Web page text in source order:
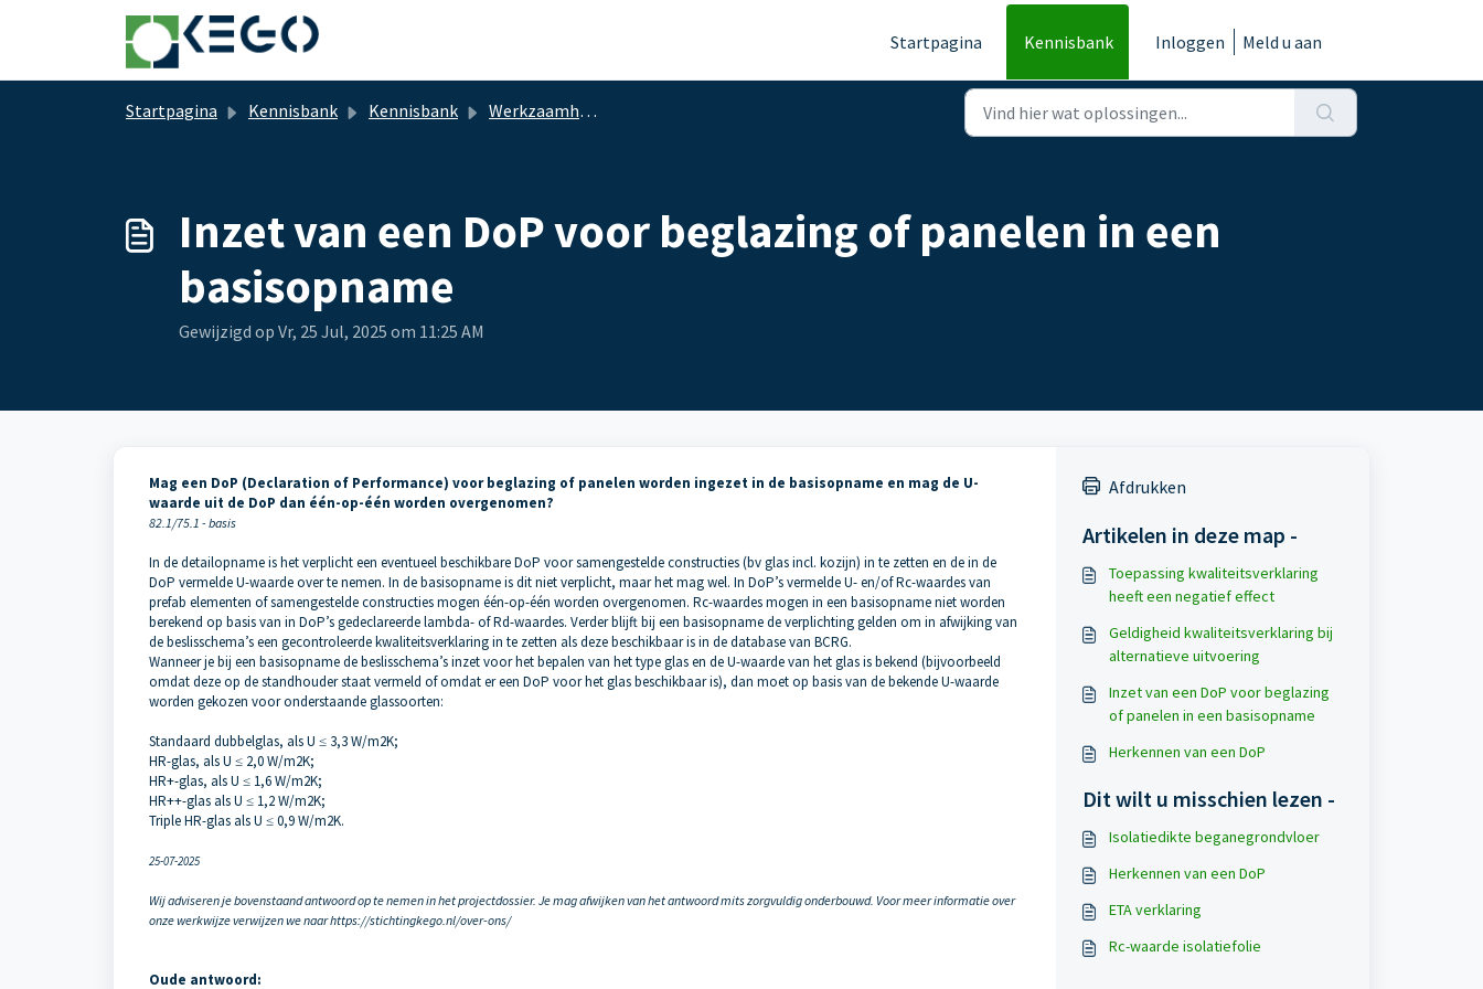
Doorgaan naar hoofdinhoud
Startpagina
Kennisbank Inloggen Meld u aan
Startpagina Kennisbank Kennisbank Werkzaamheden EP-adviseur (H.5)
Inzet van een DoP voor beglazing of panelen in een
basisopname
Gewijzigd op Vr, 25 Jul, 2025 om 11:25 AM
Mag een DoP (Declaration of Performance) voor beglazing of panelen worden ingezet in de basisopname en mag de U-
waarde uit de DoP dan één-op-één worden overgenomen?
82.1/75.1 - basis
In de detailopname is het verplicht een eventueel beschikbare DoP voor samengestelde constructies (bv glas incl. kozijn) in te zetten en de in de
DoP vermelde U-waarde over te nemen. In de basisopname is dit niet verplicht, maar het mag wel. In DoP’s vermelde U- en/of Rc-waardes van
prefab elementen of samengestelde constructies mogen één-op-één worden overgenomen. Rc-waardes mogen in een basisopname niet worden
berekend op basis van in DoP’s gedeclareerde lambda- of Rd-waardes. Verder blijft bij een basisopname de verplichting gelden om in afwijking van
de beslisschema’s een gecontroleerde kwaliteitsverklaring in te zetten als deze beschikbaar is in de database van BCRG.
Wanneer je bij een basisopname de beslisschema’s inzet voor het bepalen van het type glas en de U-waarde van het glas is bekend (bijvoorbeeld
omdat deze op de standhouder staat vermeld of omdat er een DoP voor het glas beschikbaar is), dan moet op basis van de bekende U-waarde
worden gekozen voor onderstaande glassoorten:
Standaard dubbelglas, als U ≤ 3,3 W/m2K;
HR-glas, als U ≤ 2,0 W/m2K;
HR+-glas, als U ≤ 1,6 W/m2K;
HR++-glas als U ≤ 1,2 W/m2K;
Triple HR-glas als U ≤ 0,9 W/m2K.
25-07-2025
Wij adviseren je bovenstaand antwoord op te nemen in het projectdossier. Je mag afwijken van het antwoord mits zorgvuldig onderbouwd. Voor meer informatie over
onze werkwijze verwijzen we naar https://stichtingkego.nl/over-ons/
Oude antwoord:
Afdrukken
Artikelen in deze map -
Toepassing kwaliteitsverklaring
heeft een negatief effect
Geldigheid kwaliteitsverklaring bij
alternatieve uitvoering
Inzet van een DoP voor beglazing
of panelen in een basisopname
Herkennen van een DoP
Dit wilt u misschien lezen -
Isolatiedikte beganegrondvloer
Herkennen van een DoP
ETA verklaring
Rc-waarde isolatiefolie